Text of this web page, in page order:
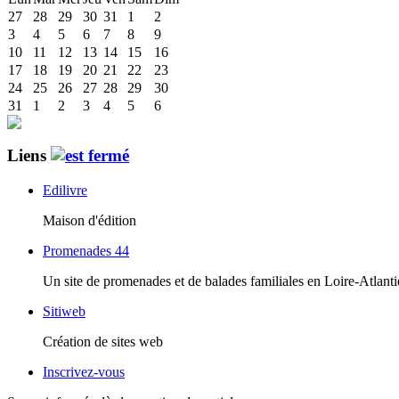
27
28 29 30 31 1
2
3
4 5 6 7 8
9
10
11 12 13 14 15
16
17
18 19 20 21 22
23
24
25 26 27 28 29
30
31
1 2 3 4 5 6
Liens
Edilivre
Maison d'édition
Promenades 44
Un site de promenades et de balades familiales en Loire-
Sitiweb
Création de sites web
Inscrivez-vous